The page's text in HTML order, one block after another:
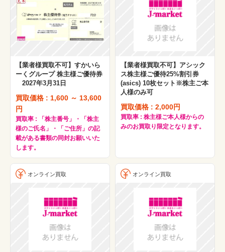
【業者様買取不可】すかいら
ーくグループ 株主様ご優待券
2027年3月31日
買取価格 : 1,600 ～ 13,600
円
買取率 : 「株主番号」・「株主
様のご氏名」・「ご住所」の記
載がある書類の同封お願いいた
します。
【業者様買取不可】アシック
ス株主様ご優待25%割引券
(asics) 10枚セット※株主ご本
人様のみ可
買取価格 : 2,000円
買取率 : 株主様ご本人様からの
みのお買取り限定となります。
オンライン買取 オンライン買取